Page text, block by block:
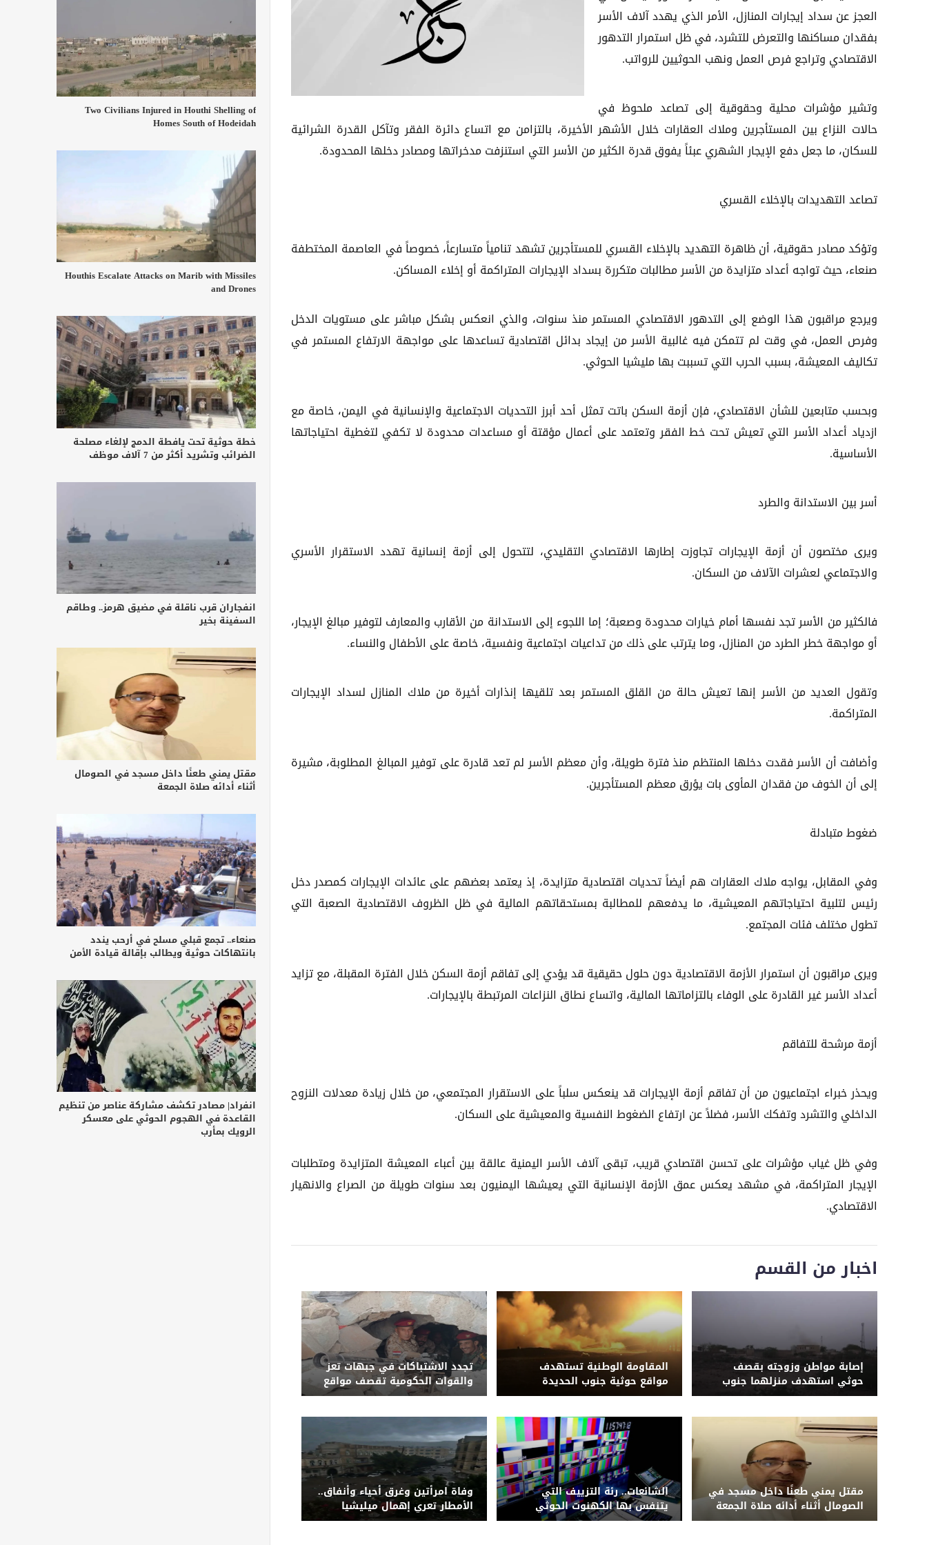
العجز عن سداد إيجارات المنازل، الأمر الذي يهدد آلاف الأسر
بفقدان مساكنها والتعرض للتشرد، في ظل استمرار التدهور
الاقتصادي وتراجع فرص العمل ونهب الحوثيين للرواتب.
وتشير مؤشرات محلية وحقوقية إلى تصاعد ملحوظ في
حالات النزاع بين المستأجرين وملاك العقارات خلال الأشهر الأخيرة، بالتزامن مع اتساع دائرة الفقر وتآكل القدرة الشرائية
للسكان، ما جعل دفع الإيجار الشهري عبئاً يفوق قدرة الكثير من الأسر التي استنزفت مدخراتها ومصادر دخلها المحدودة.
تصاعد التهديدات بالإخلاء القسري
وتؤكد مصادر حقوقية، أن ظاهرة التهديد بالإخلاء القسري للمستأجرين تشهد تنامياً متسارعاً، خصوصاً في العاصمة المختطفة
صنعاء، حيث تواجه أعداد متزايدة من الأسر مطالبات متكررة بسداد الإيجارات المتراكمة أو إخلاء المساكن.
ويرجع مراقبون هذا الوضع إلى التدهور الاقتصادي المستمر منذ سنوات، والذي انعكس بشكل مباشر على مستويات الدخل
وفرص العمل، في وقت لم تتمكن فيه غالبية الأسر من إيجاد بدائل اقتصادية تساعدها على مواجهة الارتفاع المستمر في
تكاليف المعيشة، بسبب الحرب التي تسببت بها مليشيا الحوثي.
وبحسب متابعين للشأن الاقتصادي، فإن أزمة السكن باتت تمثل أحد أبرز التحديات الاجتماعية والإنسانية في اليمن، خاصة مع
ازدياد أعداد الأسر التي تعيش تحت خط الفقر وتعتمد على أعمال مؤقتة أو مساعدات محدودة لا تكفي لتغطية احتياجاتها
الأساسية.
أسر بين الاستدانة والطرد
ويرى مختصون أن أزمة الإيجارات تجاوزت إطارها الاقتصادي التقليدي، لتتحول إلى أزمة إنسانية تهدد الاستقرار الأسري
والاجتماعي لعشرات الآلاف من السكان.
فالكثير من الأسر تجد نفسها أمام خيارات محدودة وصعبة؛ إما اللجوء إلى الاستدانة من الأقارب والمعارف لتوفير مبالغ الإيجار،
أو مواجهة خطر الطرد من المنازل، وما يترتب على ذلك من تداعيات اجتماعية ونفسية، خاصة على الأطفال والنساء.
وتقول العديد من الأسر إنها تعيش حالة من القلق المستمر بعد تلقيها إنذارات أخيرة من ملاك المنازل لسداد الإيجارات
المتراكمة.
وأضافت أن الأسر فقدت دخلها المنتظم منذ فترة طويلة، وأن معظم الأسر لم تعد قادرة على توفير المبالغ المطلوبة، مشيرة
إلى أن الخوف من فقدان المأوى بات يؤرق معظم المستأجرين.
ضغوط متبادلة
وفي المقابل، يواجه ملاك العقارات هم أيضاً تحديات اقتصادية متزايدة، إذ يعتمد بعضهم على عائدات الإيجارات كمصدر دخل
رئيس لتلبية احتياجاتهم المعيشية، ما يدفعهم للمطالبة بمستحقاتهم المالية في ظل الظروف الاقتصادية الصعبة التي
تطول مختلف فئات المجتمع.
ويرى مراقبون أن استمرار الأزمة الاقتصادية دون حلول حقيقية قد يؤدي إلى تفاقم أزمة السكن خلال الفترة المقبلة، مع تزايد
أعداد الأسر غير القادرة على الوفاء بالتزاماتها المالية، واتساع نطاق النزاعات المرتبطة بالإيجارات.
أزمة مرشحة للتفاقم
ويحذر خبراء اجتماعيون من أن تفاقم أزمة الإيجارات قد ينعكس سلباً على الاستقرار المجتمعي، من خلال زيادة معدلات النزوح
الداخلي والتشرد وتفكك الأسر، فضلاً عن ارتفاع الضغوط النفسية والمعيشية على السكان.
وفي ظل غياب مؤشرات على تحسن اقتصادي قريب، تبقى آلاف الأسر اليمنية عالقة بين أعباء المعيشة المتزايدة ومتطلبات
الإيجار المتراكمة، في مشهد يعكس عمق الأزمة الإنسانية التي يعيشها اليمنيون بعد سنوات طويلة من الصراع والانهيار
الاقتصادي.
اخبار من القسم
إصابة مواطن وزوجته بقصف
حوثي استهدف منزلهما جنوب
الحديدة
المقاومة الوطنية تستهدف
مواقع حوثية جنوب الحديدة
وتضرب مراكز قيادة وتحصينات
تجدد الاشتباكات في جبهات تعز
والقوات الحكومية تقصف مواقع
حوثية
مقتل يمني طعنًا داخل مسجد في
الصومال أثناء أدائه صلاة الجمعة
الشائعات.. رئة التزييف التي
يتنفس بها الكهنوت الحوثي
وفاة امرأتين وغرق أحياء وأنفاق..
الأمطار تعري إهمال ميليشيا
الحوثي لشبكة التصريف بصنعاء
Two Civilians Injured in Houthi Shelling of
Homes South of Hodeidah
Houthis Escalate Attacks on Marib with Missiles
and Drones
خطة حوثية تحت يافطة الدمج لإلغاء مصلحة
الضرائب وتشريد أكثر من 7 آلاف موظف
انفجاران قرب ناقلة في مضيق هرمز.. وطاقم
السفينة بخير
مقتل يمني طعنًا داخل مسجد في الصومال
أثناء أدائه صلاة الجمعة
صنعاء.. تجمع قبلي مسلح في أرحب يندد
بانتهاكات حوثية ويطالب بإقالة قيادة الأمن
انفراد| مصادر تكشف مشاركة عناصر من تنظيم
القاعدة في الهجوم الحوثي على معسكر
الرويك بمأرب